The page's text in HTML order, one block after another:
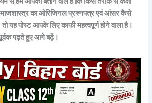
समाजशास्त्र का ओरिजिनल प्रश्नपत्र एवं आंसर कैसे
यह पोस्ट आपके लिए काफी महत्वपूर्ण होने वाला है।
पढ़ते हुए आगे बढ़ें।